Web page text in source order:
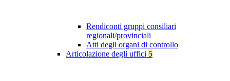
Rendiconti gruppi consiliari
regionali/provinciali
Atti degli organi di controllo
Articolazione degli uffici 5